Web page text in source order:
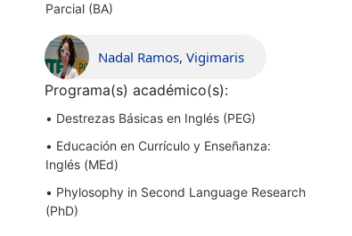
Parcial (BA)
Nadal Ramos, Vigimaris
Programa(s) académico(s):
• Destrezas Básicas en Inglés (PEG)
• Educación en Currículo y Enseñanza:
Inglés (MEd)
• Phylosophy in Second Language Research
(PhD)